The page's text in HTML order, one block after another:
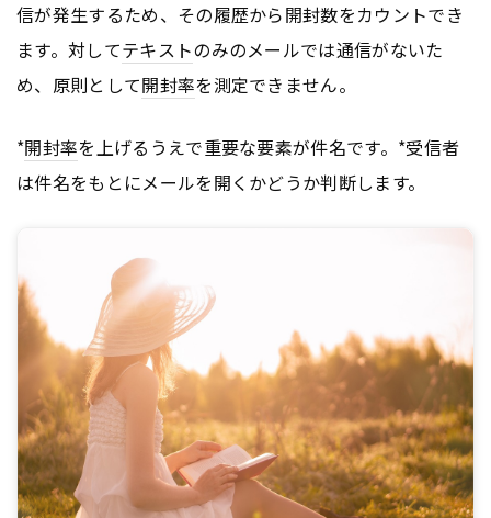
信が発生するため、その履歴から開封数をカウントでき
ます。対してテキストのみのメールでは通信がないた
め、原則として開封率を測定できません。
*開封率を上げるうえで重要な要素が件名です。*受信者
は件名をもとにメールを開くかどうか判断します。